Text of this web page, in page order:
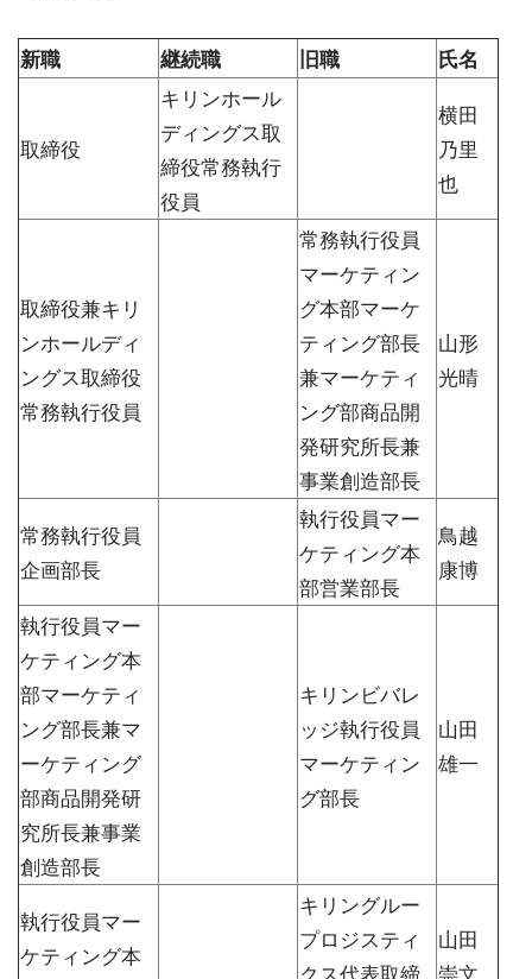
新職 継続職 旧職 氏名
取締役
キリンホール
ディングス取
締役常務執行
役員
横田
乃里
也
取締役兼キリ
ンホールディ
ングス取締役
常務執行役員
常務執行役員
マーケティン
グ本部マーケ
ティング部長
兼マーケティ
ング部商品開
発研究所長兼
事業創造部長
山形
光晴
常務執行役員
企画部長
執行役員マー
ケティング本
部営業部長
鳥越
康博
執行役員マー
ケティング本
部マーケティ
ング部長兼マ
ーケティング
部商品開発研
究所長兼事業
創造部長
キリンビバレ
ッジ執行役員
マーケティン
グ部長
山田
雄一
執行役員マー
ケティング本
キリングルー
プロジスティ
クス代表取締
山田
崇文